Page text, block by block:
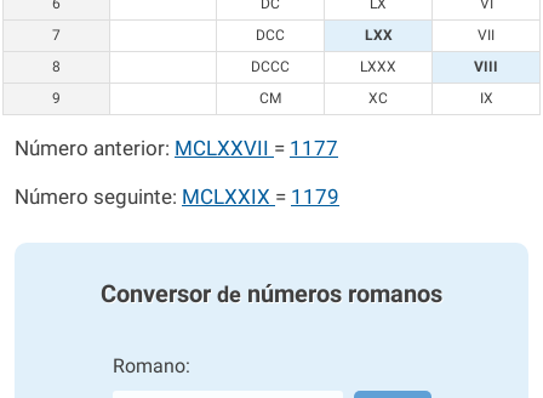
6
DC LX
VI
7
DCC LXX
VII
8
DCCC LXXX
VIII
9
CM XC IX
Número anterior: MCLXXVII = 1177
Número seguinte: MCLXXIX = 1179
Conversor de números romanos
Romano: